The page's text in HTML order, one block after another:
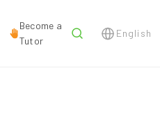
Become a
Tutor
English